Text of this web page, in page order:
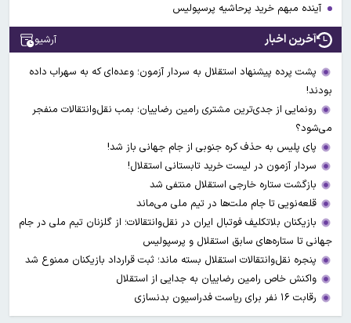
آینده مبهم خرید پرحاشیه پرسپولیس
آخرین اخبار آرشیو
پشت پرده پیشنهاد استقلال به سردار آزمون؛ وعده‌ای که به سهراب داده
بودند!
رونمایی از جدی‌ترین مشتری رامین رضاییان؛ بمب نقل‌وانتقالات منفجر
می‌شود؟
پای پلیس به حذف کره جنوبی از جام جهانی باز شد!
سردار آزمون در لیست خرید تابستانی استقلال!
بازگشت ستاره خارجی استقلال منتفی شد
قلعه‌نویی تا جام ملت‌ها در تیم ملی می‌ماند
بازیکنان بلاتکلیف فوتبال ایران در نقل‌وانتقالات؛ از گلزنان تیم ملی در جام
جهانی تا ستاره‌های سابق استقلال و پرسپولیس
پنجره نقل‌وانتقالات استقلال بسته ماند؛ ثبت قرارداد بازیکنان ممنوع شد
واکنش خاص رامین رضاییان به جدایی از استقلال
رقابت ۱۶ نفر برای ریاست فدراسیون بدنسازی